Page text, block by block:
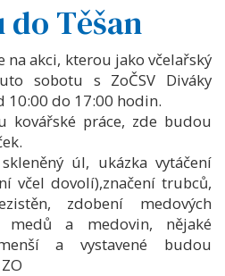
do Těšan
na akci, kterou jako včelařský
sobotu s ZoČSV Diváky
10:00 do 17:00 hodin.
kovářské práce, zde budou
úl, ukázka vytáčení
včel dovolí),značení trubců,
zdobení medových
medů a medovin, nějaké
a vystavené budou